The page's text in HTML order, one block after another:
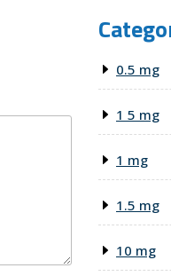
0.5 mg
1 5 mg
1 mg
1.5 mg
10 mg